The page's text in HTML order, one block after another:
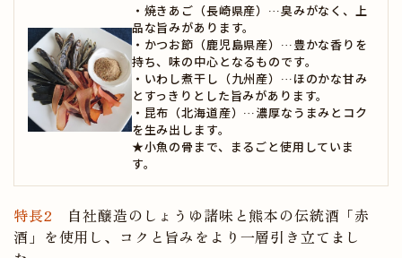
・焼きあご（長崎県産）…臭みがなく、上
品な旨みがあります。
・かつお節（鹿児島県産）…豊かな香りを
持ち、味の中心となるものです。
・いわし煮干し（九州産）…ほのかな甘み
とすっきりとした旨みがあります。
・昆布（北海道産）…濃厚なうまみとコク
を生み出します。
★小魚の骨まで、まるごと使用していま
す。
特長2 自社醸造のしょうゆ諸味と熊本の伝統酒「赤
酒」を使用し、コクと旨みをより一層引き立てまし